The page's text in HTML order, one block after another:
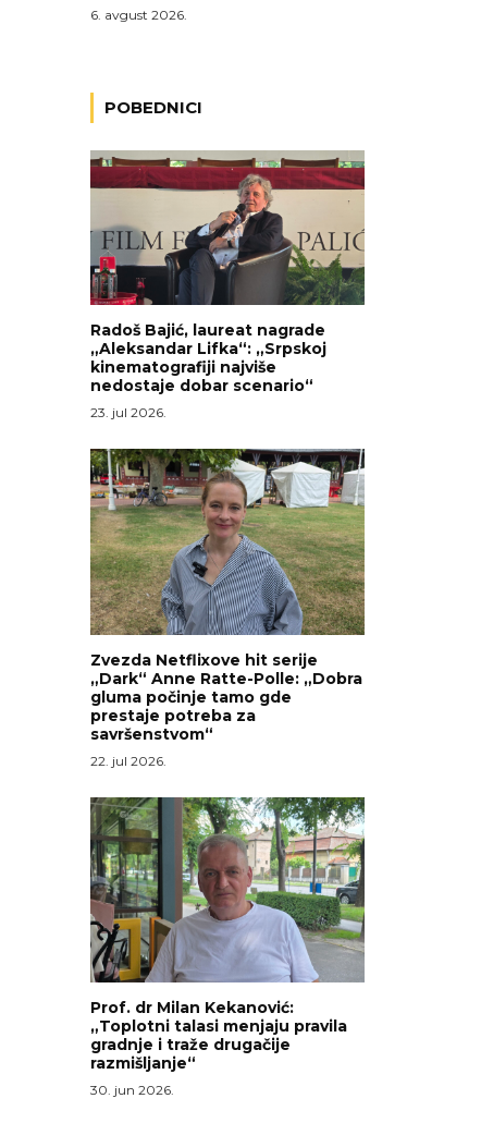
6. avgust 2026.
POBEDNICI
Radoš Bajić, laureat nagrade
„Aleksandar Lifka“: „Srpskoj
kinematografiji najviše
nedostaje dobar scenario“
23. jul 2026.
Zvezda Netflixove hit serije
„Dark“ Anne Ratte-Polle: „Dobra
gluma počinje tamo gde
prestaje potreba za
savršenstvom“
22. jul 2026.
Prof. dr Milan Kekanović:
„Toplotni talasi menjaju pravila
gradnje i traže drugačije
razmišljanje“
30. jun 2026.